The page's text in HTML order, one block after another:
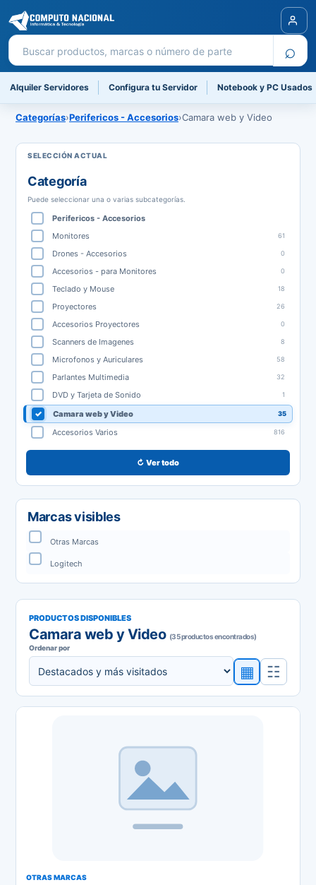
Buscar productos ⌕
Alquiler Servidores Configura tu Servidor Notebook y PC Usados
Categorías›Perifericos - Accesorios›Camara web y Video
Categoría
Puede seleccionar una o varias subcategorías.
Perifericos - Accesorios
Monitores
61
Drones - Accesorios 0
Accesorios - para Monitores 0
Teclado y Mouse 18
Proyectores 26
Accesorios Proyectores 0
Scanners de Imagenes 8
Microfonos y Auriculares 58
Parlantes Multimedia 32
DVD y Tarjeta de Sonido 1
Camara web y Video 35
Accesorios Varios 816
↻ Ver todo
Marcas visibles
Otras Marcas
Logitech
PRODUCTOS DISPONIBLES
Camara web y Video (35 productos encontrados)
Ordenar por
▦ ☷
OTRAS MARCAS